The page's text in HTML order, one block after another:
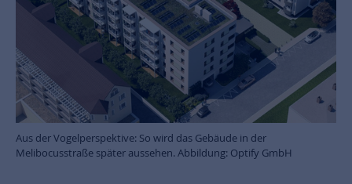
Aus der Vogelperspektive: So wird das Gebäude in der
Melibocusstraße später aussehen. Abbildung: Optify GmbH